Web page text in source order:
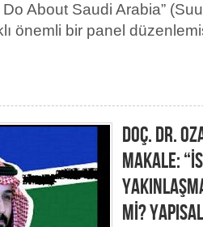
About Saudi Arabia”
önemli bir panel
DOÇ. DR.
MAKALE:
Mİ?